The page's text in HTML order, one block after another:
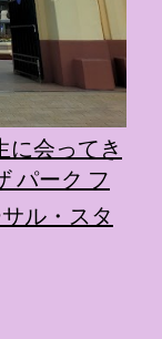
ティ...
に会ってき
パーク フ
ル・スタ